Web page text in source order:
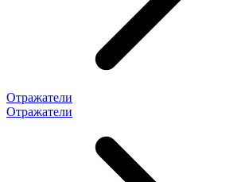
Отражатели
Отражатели